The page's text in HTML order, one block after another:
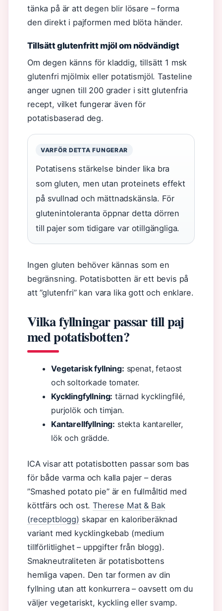
tänka på är att degen blir lösare – forma
den direkt i pajformen med blöta händer.
Tillsätt glutenfritt mjöl om nödvändigt
Om degen känns för kladdig, tillsätt 1 msk
glutenfri mjölmix eller potatismjöl. Tasteline
anger ugnen till 200 grader i sitt glutenfria
recept, vilket fungerar även för
potatisbaserad deg.
VARFÖR DETTA FUNGERAR
Potatisens stärkelse binder lika bra
som gluten, men utan proteinets effekt
på svullnad och mättnadskänsla. För
glutenintoleranta öppnar detta dörren
till pajer som tidigare var otillgängliga.
Ingen gluten behöver kännas som en
begränsning. Potatisbotten är ett bevis på
att ”glutenfri” kan vara lika gott och enklare.
Vilka fyllningar passar till paj
med potatisbotten?
Vegetarisk fyllning: spenat, fetaost
och soltorkade tomater.
Kycklingfyllning: tärnad kycklingfilé,
purjolök och timjan.
Kantarellfyllning: stekta kantareller,
lök och grädde.
ICA visar att potatisbotten passar som bas
för både varma och kalla pajer – deras
”Smashed potato pie” är en fullmåltid med
köttfärs och ost.Therese Mat & Bak
(receptblogg) skapar en kaloriberäknad
variant med kycklingkebab (medium
tillförlitlighet – uppgifter från blogg).
Smakneutraliteten är potatisbottens
hemliga vapen. Den tar formen av din
fyllning utan att konkurrera – oavsett om du
väljer vegetariskt, kyckling eller svamp.